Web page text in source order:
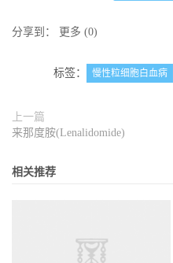
分享到： 更多 (0)
标签： 慢性粒细胞白血病
上一篇
来那度胺(Lenalidomide)
相关推荐